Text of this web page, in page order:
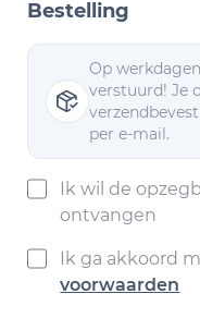
Bestelling
Op
verstuurd! Je
per e-mail.
Ik wil de
ontvangen
Ik ga akkoord
voorwaarden